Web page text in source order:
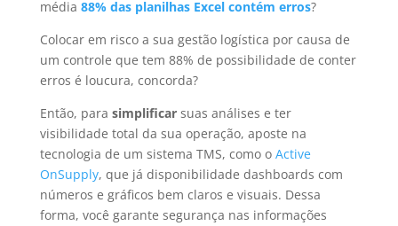
média 88% das planilhas Excel contém erros?
Colocar em risco a sua gestão logística por causa de
um controle que tem 88% de possibilidade de conter
erros é loucura, concorda?
Então, para simplificarsuas análises e ter
visibilidade total da sua operação, aposte na
tecnologia de um sistema TMS, como o Active
OnSupply, que já disponibilidade dashboards com
números e gráficos bem claros e visuais. Dessa
forma, você garante segurança nas informações